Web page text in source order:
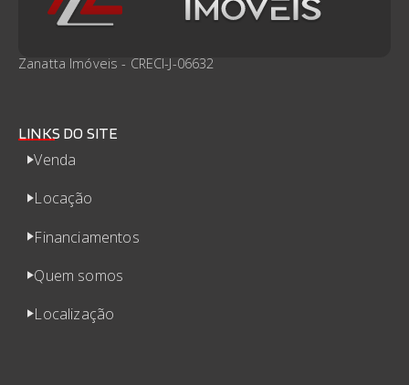
Zanatta Imóveis - CRECI-J-06632
LINKS DO SITE
Venda
Locação
Financiamentos
Quem somos
Localização